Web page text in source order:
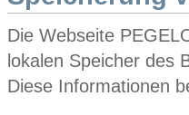
Die Webseite
lokalen Speicher des
Diese Informationen